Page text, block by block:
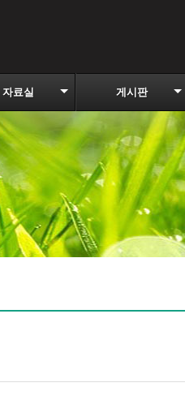
자료실 게시판